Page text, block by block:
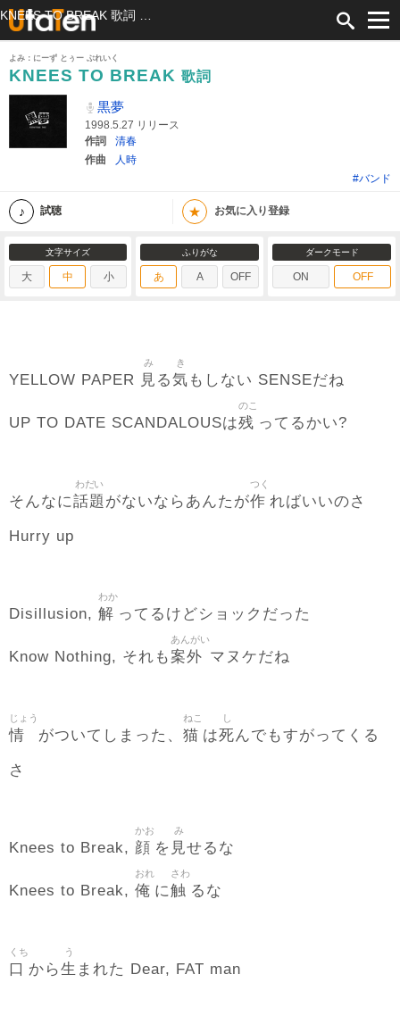
よみ：にーず とぅー ぶれいく
KNEES TO BREAK 歌詞
黒夢
1998.5.27 リリース
作詞
清春
作曲
人時
#バンド
試聴 ★ お気に入り登録
文字サイズ
大 中 小
ふりがな
あ A OFF
ダークモード
ON OFF
YELLOW PAPER 見
み
る気
き
もしない SENSEだね
UP TO DATE SCANDALOUSは残
のこ
ってるかい?
そんなに話題
わだい
がないならあんたが作
つく
ればいいのさ
Hurry up
Disillusion, 解
わか
ってるけどショックだった
Know Nothing, それも 案外
あんがい
マヌケだね
情
じょう
がついてしまった、 猫
ねこ
は死
し
んでもすがってくる
さ
Knees to Break, 顔
かお
を 見
み
せるな
Knees to Break, 俺
おれ
に触
さわ
るな
口
くち
から生
う
まれた Dear, FAT man